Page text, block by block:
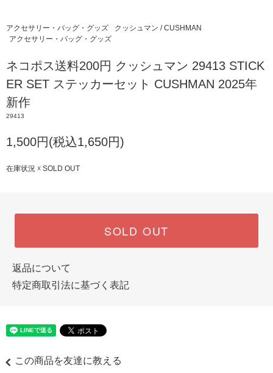
アクセサリー・バッグ・グッズ
クッシュマン / CUSHMAN
アクセサリー・バッグ・グッズ
ネコポス送料200円 クッシュマン 29413 STICK
ER SET ステッカーセット CUSHMAN 2025年
新作
29413
1,500円(税込1,650円)
在庫状況 ☓ SOLD OUT
SOLD OUT
返品について
特定商取引法に基づく表記
この商品を友達に教える